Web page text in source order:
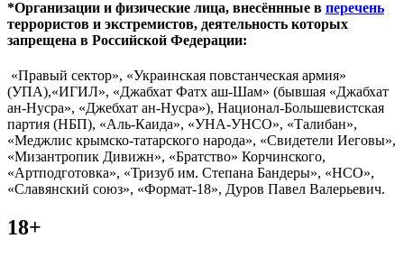
*Организации и физические лица, внесённные в перечень
террористов и экстремистов, деятельность которых
запрещена в Российской Федерации:
«Правый сектор», «Украинская повстанческая армия»
(УПА),«ИГИЛ», «Джабхат Фатх аш-Шам» (бывшая «Джабхат
ан-Нусра», «Джебхат ан-Нусра»), Национал-Большевистская
партия (НБП), «Аль-Каида», «УНА-УНСО», «Талибан»,
«Меджлис крымско-татарского народа», «Свидетели Иеговы»,
«Мизантропик Дивижн», «Братство» Корчинского,
«Артподготовка», «Тризуб им. Степана Бандеры», «НСО»,
«Славянский союз», «Формат-18», Дуров Павел Валерьевич.
18+